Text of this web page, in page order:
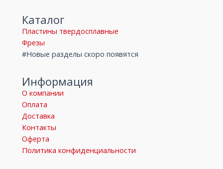
Каталог
Пластины твердосплавные
Фрезы
#Новые разделы скоро появятся
Информация
О компании
Оплата
Доставка
Контакты
Оферта
Политика конфиденциальности